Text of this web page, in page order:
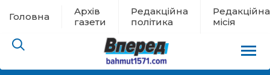
Головна
Архів
газети
Редакційна
політика
Редакційна
місія